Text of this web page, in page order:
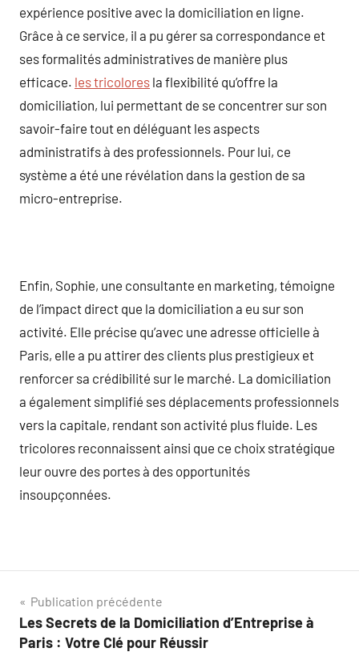
expérience positive avec la domiciliation en ligne.
Grâce à ce service, il a pu gérer sa correspondance et
ses formalités administratives de manière plus
efficace. les tricolores la flexibilité qu’offre la
domiciliation, lui permettant de se concentrer sur son
savoir-faire tout en déléguant les aspects
administratifs à des professionnels. Pour lui, ce
système a été une révélation dans la gestion de sa
micro-entreprise.
Enfin, Sophie, une consultante en marketing, témoigne
de l’impact direct que la domiciliation a eu sur son
activité. Elle précise qu’avec une adresse officielle à
Paris, elle a pu attirer des clients plus prestigieux et
renforcer sa crédibilité sur le marché. La domiciliation
a également simplifié ses déplacements professionnels
vers la capitale, rendant son activité plus fluide. Les
tricolores reconnaissent ainsi que ce choix stratégique
leur ouvre des portes à des opportunités
insoupçonnées.
Navigation
de
Publication précédente
Les Secrets de la Domiciliation d’Entreprise à
Paris : Votre Clé pour Réussir